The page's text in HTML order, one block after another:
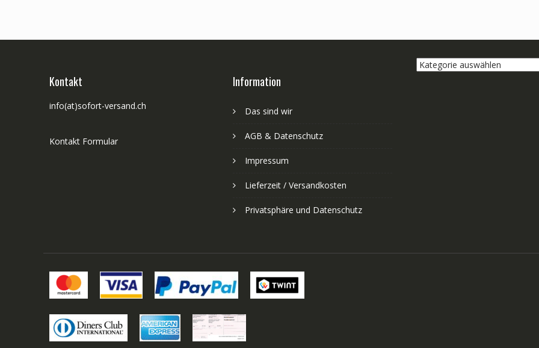
Kontakt
info(at)sofort-versand.ch
Kontakt Formular
Information
Das sind wir
AGB & Datenschutz
Impressum
Lieferzeit / Versandkosten
Privatsphäre und Datenschutz
Kategorie